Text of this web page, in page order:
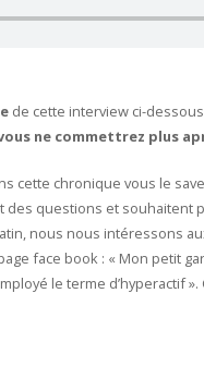
de cette interview ci-
ne commettrez plus
cette chronique vous le
des questions et souhaitent
nous nous intéressons
face book : « Mon petit
le terme d’hyperactif